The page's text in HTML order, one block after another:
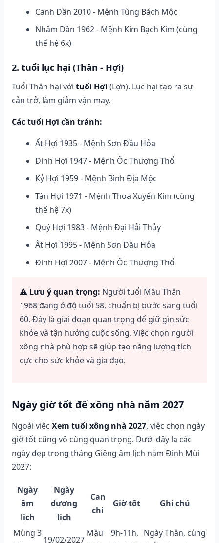
Canh Dần 2010 - Mệnh Tùng Bách Mộc
Nhâm Dần 1962 - Mệnh Kim Bạch Kim (cùng
thế hệ 6x)
2. tuổi lục hại (Thân - Hợi)
Tuổi Thân hại với tuổi Hợi (Lợn). Lục hại tạo ra sự
cản trở, làm giảm vận may.
Các tuổi Hợi cần tránh:
Ất Hợi 1935 - Mệnh Sơn Đầu Hỏa
Đinh Hợi 1947 - Mệnh Ốc Thượng Thổ
Kỷ Hợi 1959 - Mệnh Bình Địa Mộc
Tân Hợi 1971 - Mệnh Thoa Xuyến Kim (cùng
thế hệ 7x)
Quý Hợi 1983 - Mệnh Đại Hải Thủy
Ất Hợi 1995 - Mệnh Sơn Đầu Hỏa
Đinh Hợi 2007 - Mệnh Ốc Thượng Thổ
⚠️ Lưu ý quan trọng: Người tuổi Mậu Thân
1968 đang ở độ tuổi 58, chuẩn bị bước sang tuổi
60. Đây là giai đoạn quan trọng để giữ gìn sức
khỏe và tận hưởng cuộc sống. Việc chọn người
xông nhà phù hợp sẽ giúp tạo năng lượng tích
cực cho sức khỏe và gia đạo.
Ngày giờ tốt để xông nhà năm 2027
Ngoài việc Xem tuổi xông nhà 2027, việc chọn ngày
giờ tốt cũng vô cùng quan trọng. Dưới đây là các
ngày đẹp trong tháng Giêng âm lịch năm Đinh Mùi
2027:
Ngày
âm
lịch
Ngày
dương
lịch
Can
chi
Giờ tốt Ghi chú
Mùng 3
19/02/2027
Mậu
9h-11h, Ngày Thân, cùng